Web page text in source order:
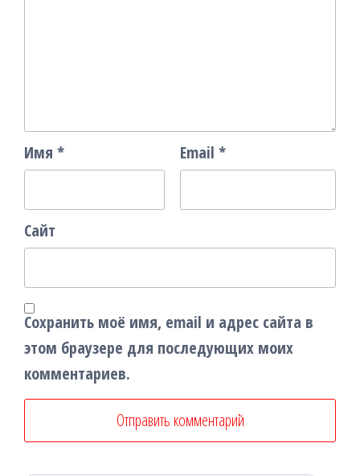
Имя * Email *
Сайт
Сохранить моё имя, email и адрес сайта в
этом браузере для последующих моих
комментариев.